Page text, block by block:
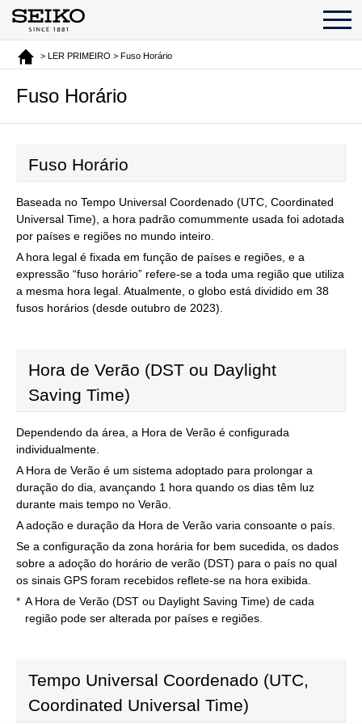
> LER PRIMEIRO > Fuso Horário
Fuso Horário
Fuso Horário
Baseada no Tempo Universal Coordenado (UTC, Coordinated
Universal Time), a hora padrão comummente usada foi adotada
por países e regiões no mundo inteiro.
A hora legal é fixada em função de países e regiões, e a
expressão “fuso horário” refere-se a toda uma região que utiliza
a mesma hora legal. Atualmente, o globo está dividido em 38
fusos horários (desde outubro de 2023).
Hora de Verão (DST ou Daylight
Saving Time)
Dependendo da área, a Hora de Verão é configurada
individualmente.
A Hora de Verão é um sistema adoptado para prolongar a
duração do dia, avançando 1 hora quando os dias têm luz
durante mais tempo no Verão.
A adoção e duração da Hora de Verão varia consoante o país.
Se a configuração da zona horária for bem sucedida, os dados
sobre a adoção do horário de verão (DST) para o país no qual
os sinais GPS foram recebidos reflete-se na hora exibida.
A Hora de Verão (DST ou Daylight Saving Time) de cada
região pode ser alterada por países e regiões.
Tempo Universal Coordenado (UTC,
Coordinated Universal Time)